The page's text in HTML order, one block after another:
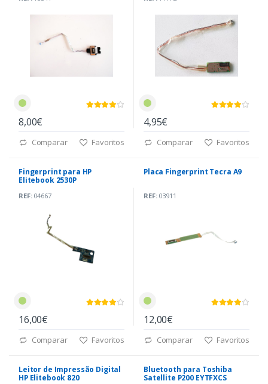
8,00€
Comparar Favoritos
4,95€
Comparar Favoritos
Fingerprint para HP
Elitebook 2530P
REF:04667
16,00€
Comparar Favoritos
Placa Fingerprint Tecra A9
REF:03911
12,00€
Comparar Favoritos
Leitor de Impressão Digital
HP Elitebook 820
Bluetooth para Toshiba
Satellite P200 EYTFXCS